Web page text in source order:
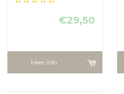
€29,50
Meer info